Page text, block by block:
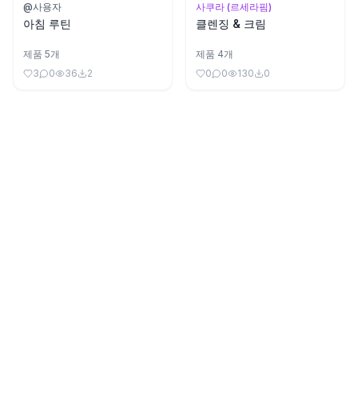
@사용자
아침 루틴
제품 5개
3
0 36 2
사쿠라 (르세라핌)
클렌징 & 크림
제품 4개
0
0 130 0